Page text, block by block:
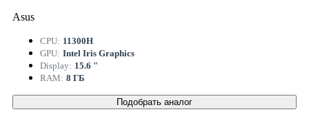
Asus
CPU: 11300H
GPU: Intel Iris Graphics
Display: 15.6 "
RAM: 8 ГБ
Подобрать аналог